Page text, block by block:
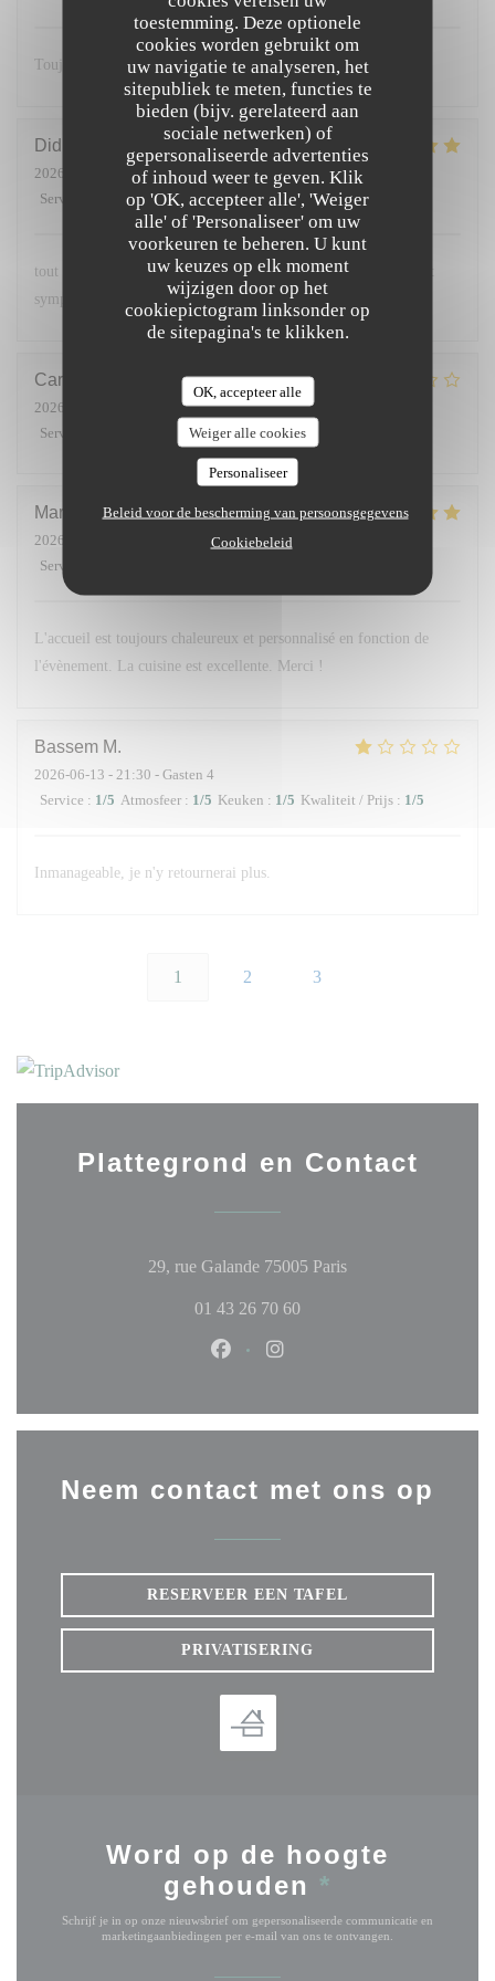
toestemming. Deze optionele
cookies worden gebruikt om
uw navigatie te analyseren, het
sitepubliek te meten, functies te
bieden (bijv. gerelateerd aan
sociale netwerken) of
gepersonaliseerde advertenties
of inhoud weer te geven. Klik
op 'OK, accepteer alle', 'Weiger
alle' of 'Personaliseer' om uw
voorkeuren te beheren. U kunt
uw keuzes op elk moment
wijzigen door op het
cookiepictogram linksonder op
de sitepagina's te klikken.
OK, accepteer alle
Weiger alle cookies
Personaliseer
Beleid voor de bescherming van persoonsgegevens
Cookiebeleid
Toujours excellent et un accueil chaleureux 🥰
Didier
2026-06-26
- 20:15 - Gasten 4
Service
Atmosfeer 5/5 Keuken : 5 /5 Kwaliteit / Prijs
tout était parfait les plats étaient délicieux et le service parfait et
sympathique
Carine
2026-06-20
- 12:30 - Gasten 5
Service
1/5 Keuken: 2/5 Kwaliteit / Prijs
Maria
2026-06-14
- 13:00 - Gasten 10
Service
L'accueil est toujours chaleureux et personnalisé en fonction de
l'évènement. La cuisine est excellente. Merci !
Bassem M
2026-06-13 - 21:30 - Gasten 4
Service : 1/5 Atmosfeer : 1/5 Keuken : 1/5 Kwaliteit / Prijs : 1/5
Inmanageable, je n'y retournerai plus.
1 2 3
Plattegrond en Contact
29, rue Galande 75005 Paris((opent in een nieuw
01 43 26 70 60
Facebook ((opent in een nieuw
Neem contact met ons op
RESERVEER EEN TAFEL
PRIVATISERING
Word op de hoogte
gehouden *
Schrijf je in op onze nieuwsbrief om gepersonaliseerde communicatie en
marketingaanbiedingen per e-mail van ons te ontvangen.